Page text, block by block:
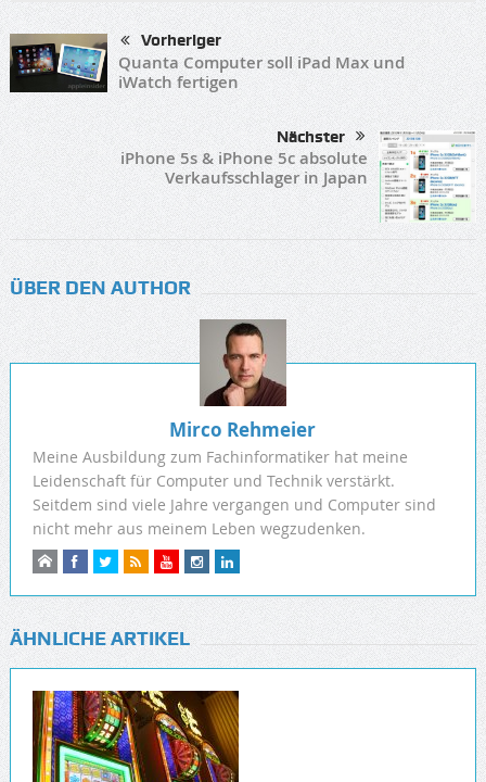
Vorheriger
Quanta Computer soll iPad Max und
iWatch fertigen
Nächster
iPhone 5s & iPhone 5c absolute
Verkaufsschlager in Japan
ÜBER DEN AUTHOR
Mirco Rehmeier
Meine Ausbildung zum Fachinformatiker hat meine
Leidenschaft für Computer und Technik verstärkt.
Seitdem sind viele Jahre vergangen und Computer sind
nicht mehr aus meinem Leben wegzudenken.
ÄHNLICHE ARTIKEL